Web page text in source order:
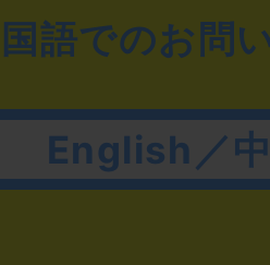
語でのお問
English／